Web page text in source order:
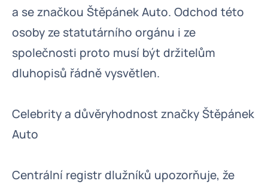
a se značkou Štěpánek Auto. Odchod této
osoby ze statutárního orgánu i ze
společnosti proto musí být držitelům
dluhopisů řádně vysvětlen.
Celebrity a důvěryhodnost značky Štěpánek
Auto
Centrální registr dlužníků upozorňuje, že